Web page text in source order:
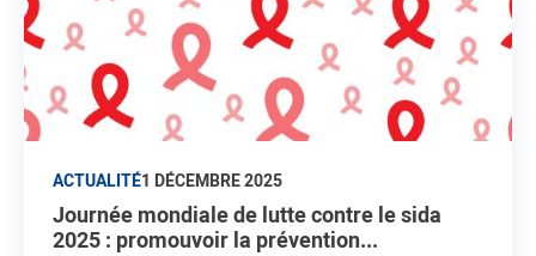
ACTUALITÉ1 DÉCEMBRE 2025
Journée mondiale de lutte contre le sida
2025 : promouvoir la prévention...